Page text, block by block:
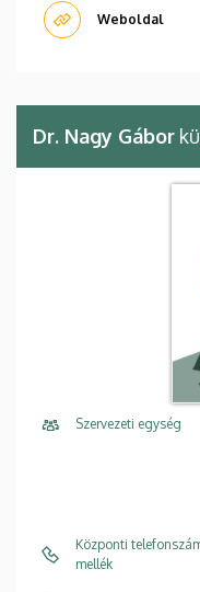
Weboldal
Dr. Nagy Gábor
Szervezeti egység
Központi
mellék